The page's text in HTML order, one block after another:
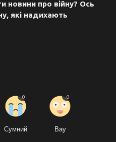
новини про війну? Ось
які надихають
Сумний
0
Вау
0